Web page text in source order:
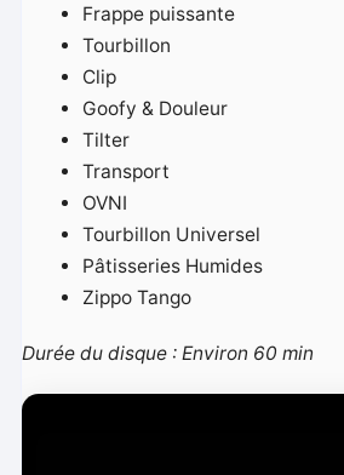
Frappe puissante
Tourbillon
Clip
Goofy & Douleur
Tilter
Transport
OVNI
Tourbillon Universel
Pâtisseries Humides
Zippo Tango
Durée du disque : Environ 60 min